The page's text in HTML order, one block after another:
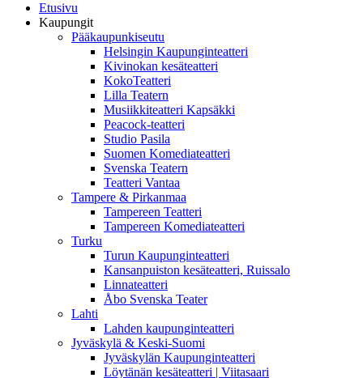
Etusivu
Kaupungit
Pääkaupunkiseutu
Helsingin Kaupunginteatteri
Kivinokan kesäteatteri
KokoTeatteri
Lilla Teatern
Musiikkiteatteri Kapsäkki
Peacock-teatteri
Studio Pasila
Suomen Komediateatteri
Svenska Teatern
Teatteri Vantaa
Tampere & Pirkanmaa
Tampereen Teatteri
Tampereen Komediateatteri
Turku
Turun Kaupunginteatteri
Kansanpuiston kesäteatteri, Ruissalo
Linnateatteri
Åbo Svenska Teater
Lahti
Lahden kaupunginteatteri
Jyväskylä & Keski-Suomi
Jyväskylän Kaupunginteatteri
Löytänän kesäteatteri | Viitasaari